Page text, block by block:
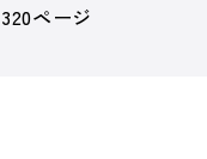
320ページ